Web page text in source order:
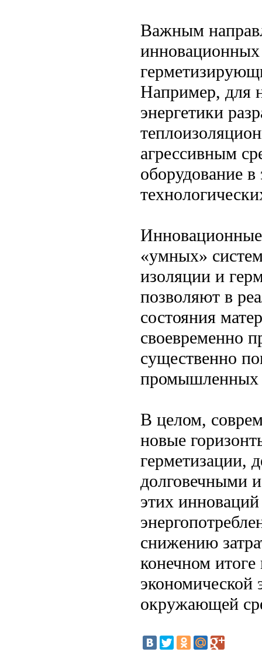
Важным
инновационных
Например, для
энергетики
агрессивным
оборудование
«умных»
изоляции и
позволяют в
состояния
своевременно
существенно
промышленных
В целом,
новые
герметизации,
долговечными
этих
снижению
конечном
экономической
окружающей